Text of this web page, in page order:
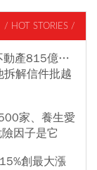
/ HOT STORIES /
動產815億…
拆解信件批越
家、養生愛
因子是它
創最大漲